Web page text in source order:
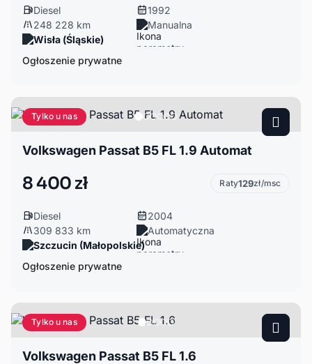
Diesel
1992
248 228 km
Manualna
Wisła (Śląskie)
Ogłoszenie prywatne
Tylko u nas
Volkswagen Passat B5 FL 1.9 Automat
8 400 zł Raty129zł/msc
Diesel
2004
309 833 km
Automatyczna
Szczucin (Małopolskie)
Ogłoszenie prywatne
Tylko u nas
Volkswagen Passat B5 FL 1.6